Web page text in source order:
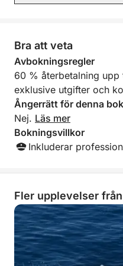
Bränsle ingår inte i
avslutad tur) cirka (50-
Båten kan ibland bara
Så innan du bokar båt,
tillgängligheten med
Om du har några frågor
Vi ses snart!
Bra att veta
Avbokningsregler
60 % återbetalning
exklusive utgifter och
Ångerrätt för denna
Nej. Läs mer
Bokningsvillkor
Inkluderar
Fler upplevelser